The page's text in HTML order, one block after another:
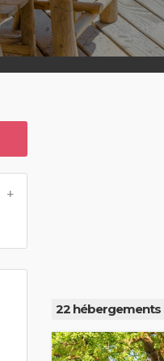
22 hébergements